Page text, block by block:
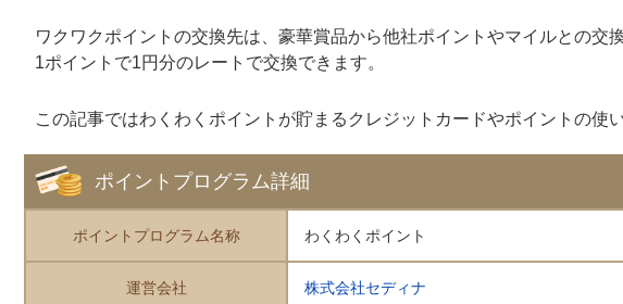
ワクワクポイントの交換先は、豪華賞品から他社ポイントやマイルとの交
1ポイントで1円分のレートで交換できます。
この記事ではわくわくポイントが貯まるクレジットカードやポイントの使
ポイントプログラム詳細
ポイントプログラム名称 わくわくポイント
運営会社 株式会社セディナ